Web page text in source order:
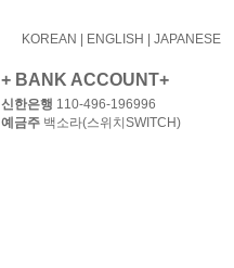
KOREAN ENGLISH JAPANESE
+ BANK ACCOUNT+
신한은행 110-496-196996
예금주백소라(스위치SWITCH)